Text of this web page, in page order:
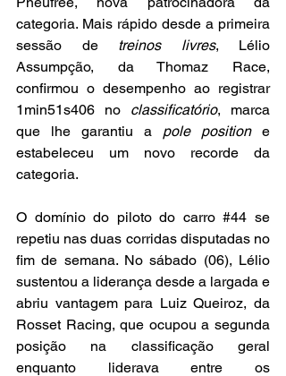
categoria. Mais rápido desde a primeira
sessão de treinos livres, Lélio
Assumpção, da Thomaz Race,
confirmou o desempenho ao registrar
1min51s406 no classificatório, marca
que lhe garantiu a pole position e
estabeleceu um novo recorde da
categoria.
O domínio do piloto do carro #44 se
repetiu nas duas corridas disputadas no
fim de semana. No sábado (06), Lélio
sustentou a liderança desde a largada e
abriu vantagem para Luiz Queiroz, da
Rosset Racing, que ocupou a segunda
posição na classificação geral
enquanto liderava entre os